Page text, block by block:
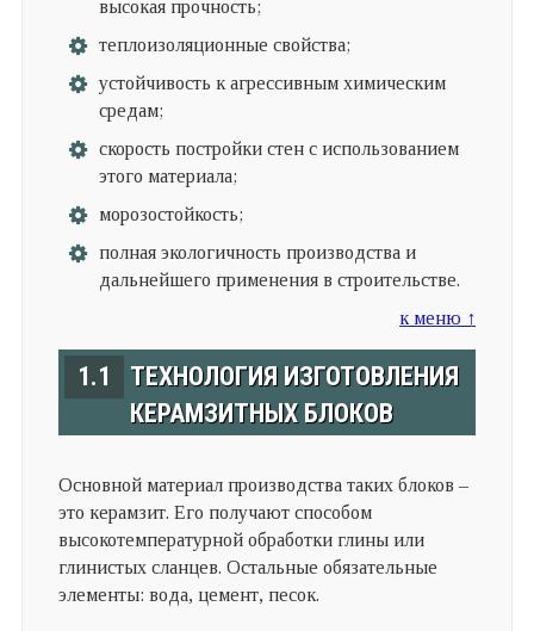
высокая прочность;
теплоизоляционные свойства;
устойчивость к агрессивным химическим
средам;
скорость постройки стен с использованием
этого материала;
морозостойкость;
полная экологичность производства и
дальнейшего применения в строительстве.
к меню ↑
1.1
ТЕХНОЛОГИЯ ИЗГОТОВЛЕНИЯ
КЕРАМЗИТНЫХ БЛОКОВ
Основной материал производства таких блоков –
это керамзит. Его получают способом
высокотемпературной обработки глины или
глинистых сланцев. Остальные обязательные
элементы: вода, цемент, песок.